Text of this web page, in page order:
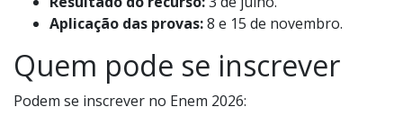
Aplicação das provas:8 e 15 de novembro.
Quem pode se inscrever
Podem se inscrever no Enem 2026: